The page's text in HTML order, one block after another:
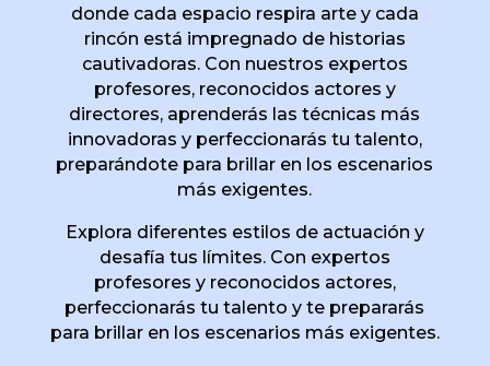
donde cada espacio respira arte y cada
rincón está impregnado de historias
cautivadoras. Con nuestros expertos
profesores, reconocidos actores y
directores, aprenderás las técnicas más
innovadoras y perfeccionarás tu talento,
preparándote para brillar en los escenarios
más exigentes.
Explora diferentes estilos de actuación y
desafía tus límites. Con expertos
profesores y reconocidos actores,
perfeccionarás tu talento y te prepararás
para brillar en los escenarios más exigentes.